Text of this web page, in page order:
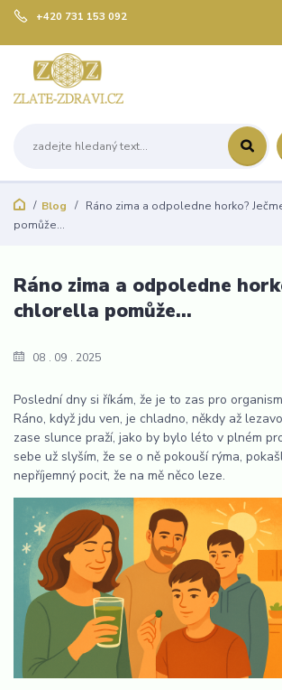
+420 731 153 092
Blog
Ráno zima a odpoledne horko?
pomůže…
08 09 2025
Ráno zima a odpoledne
chlorella pomůže…
Poslední dny si říkám, že je to zas pro
Ráno, když jdu ven, je chladno, někdy až
zase slunce praží, jako by bylo léto v plném
sebe už slyším, že se o ně pokouší rýma,
nepříjemný pocit, že na mě něco leze.